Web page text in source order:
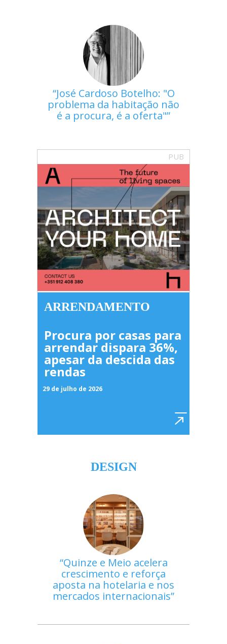
José Cardoso Botelho: "O
problema da habitação não
é a procura, é a oferta"
PUB
ARRENDAMENTO
Procura por casas para
arrendar dispara 36%,
apesar da descida das
rendas
29 de julho de 2026
DESIGN
Quinze e Meio acelera
crescimento e reforça
aposta na hotelaria e nos
mercados internacionais